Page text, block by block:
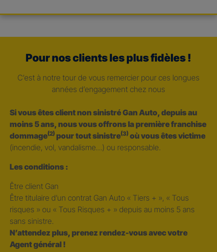
Pour nos clients les plus fidèles !
C’est à notre tour de vous remercier pour ces longues
années d’engagement chez nous
Si vous êtes client non sinistré Gan Auto, depuis au
moins 5 ans, nous vous offrons la première franchise
dommage(2) pour tout sinistre(3) où vous êtes victime
(incendie, vol, vandalisme…) ou responsable.
Les conditions :
Être client Gan
Être titulaire d’un contrat Gan Auto « Tiers + », « Tous
risques » ou « Tous Risques + » depuis au moins 5 ans
sans sinistre.
N’attendez plus, prenez rendez-vous avec votre
Agent général !